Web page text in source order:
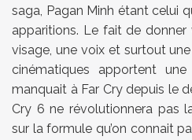
saga, Pagan Minh étant celui
apparitions. Le fait de donner
visage, une voix et surtout
cinématiques apportent
manquait à Far Cry depuis le
Cry 6 ne révolutionnera pas
sur la formule qu’on connait